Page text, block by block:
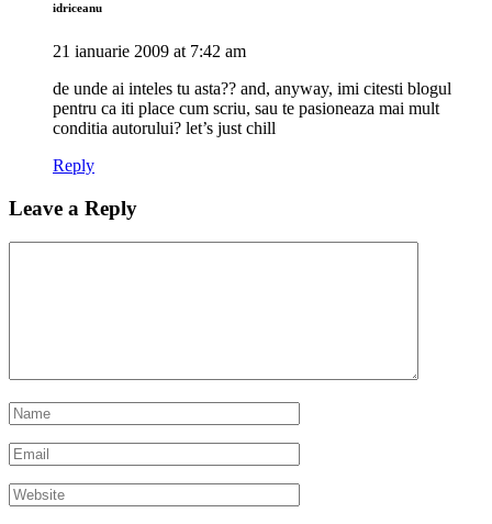
idriceanu
21 ianuarie 2009 at 7:42 am
de unde ai inteles tu asta?? and, anyway, imi citesti blogul
pentru ca iti place cum scriu, sau te pasioneaza mai mult
conditia autorului? let’s just chill
Reply
Leave a Reply